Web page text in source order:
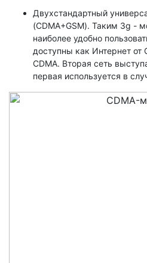
Двухстандартный
(CDMA+GSM). Таким 3g -
наиболее удобно
доступны как Интернет от
CDMA. Вторая сеть
первая используется в